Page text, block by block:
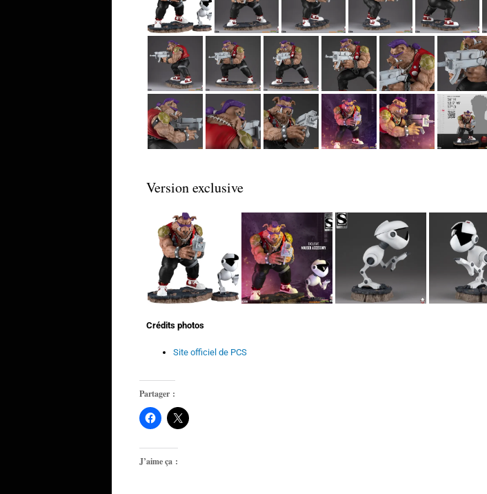
Version exclusive
Crédits photos
Site officiel de PCS
Partager :
J’aime ça :